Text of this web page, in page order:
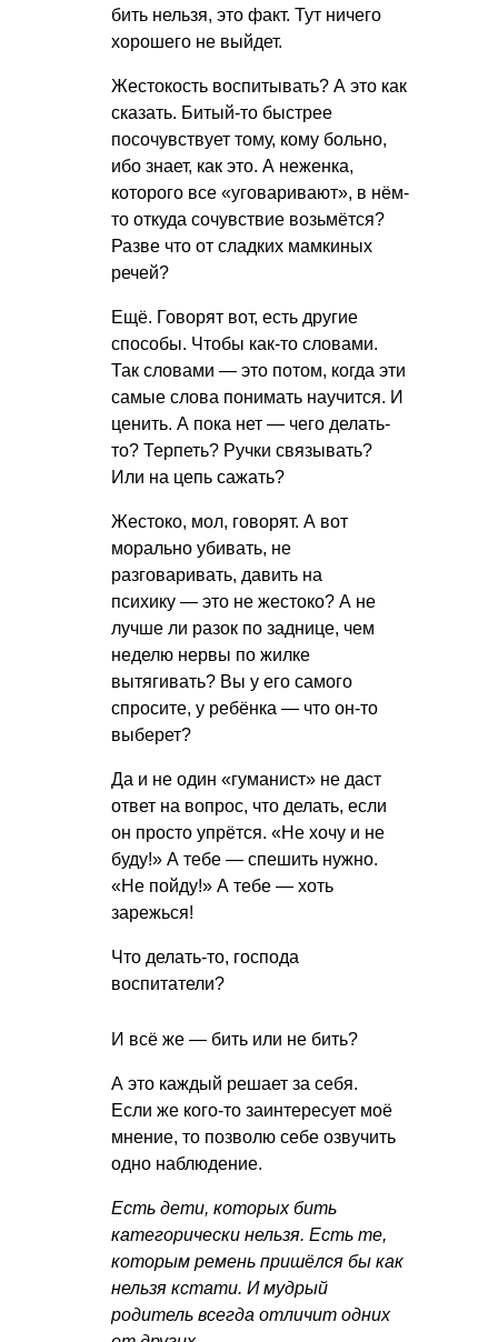
бить нельзя, это факт. Тут ничего
хорошего не выйдет.
Жестокость воспитывать? А это как
сказать. Битый-то быстрее
посочувствует тому, кому больно,
ибо знает, как это. А неженка,
которого все «уговаривают», в нём-
то откуда сочувствие возьмётся?
Разве что от сладких мамкиных
речей?
Ещё. Говорят вот, есть другие
способы. Чтобы как-то словами.
Так словами — это потом, когда эти
самые слова понимать научится. И
ценить. А пока нет — чего делать-
то? Терпеть? Ручки связывать?
Или на цепь сажать?
Жестоко, мол, говорят. А вот
морально убивать, не
разговаривать, давить на
психику — это не жестоко? А не
лучше ли разок по заднице, чем
неделю нервы по жилке
вытягивать? Вы у его самого
спросите, у ребёнка — что он-то
выберет?
Да и не один «гуманист» не даст
ответ на вопрос, что делать, если
он просто упрётся. «Не хочу и не
буду!» А тебе — спешить нужно.
«Не пойду!» А тебе — хоть
зарежься!
Что делать-то, господа
воспитатели?
И всё же — бить или не бить?
А это каждый решает за себя.
Если же кого-то заинтересует моё
мнение, то позволю себе озвучить
одно наблюдение.
Есть дети, которых бить
категорически нельзя. Есть те,
которым ремень пришёлся бы как
нельзя кстати. И мудрый
родитель всегда отличит одних